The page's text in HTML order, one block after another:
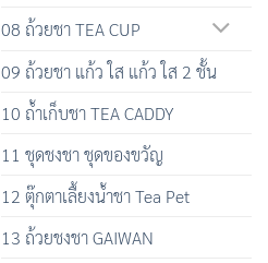
08 ถ้วยชา TEA CUP
09 ถ้วยชา แก้ว ใส แก้ว ใส 2 ชั้น
10 ถ้ำเก็บชา TEA CADDY
11 ชุดชงชา ชุดของขวัญ
12 ตุ๊กตาเลื้ยงน้ำชา Tea Pet
13 ถ้วยชงชา GAIWAN